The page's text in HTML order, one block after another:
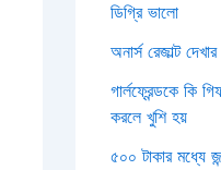
ডিগ্রি ভালো
অনার্স রেজাল্ট
গার্লফ্রেন্ডকে কি
করলে খুশি হয়
৫০০ টাকার মধ্যে